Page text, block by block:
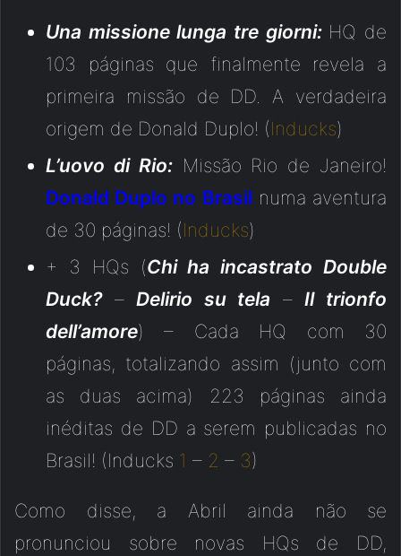
Una missione lunga tre giorni: HQ de
103 páginas que finalmente revela a
primeira missão de DD. A verdadeira
origem de Donald Duplo! (Inducks)
L’uovo di Rio:Missão Rio de Janeiro!
Donald Duplo no Brasil numa aventura
de 30 páginas! (Inducks)
+ 3 HQs (Chi ha incastrato Double
Duck?–Delirio su tela –Il trionfo
dell’amore) – Cada HQ com 30
páginas, totalizando assim (junto com
as duas acima) 223 páginas ainda
inéditas de DD a serem publicadas no
Brasil! (Inducks 1 – 2 – 3)
Como disse, a Abril ainda não se
pronunciou sobre novas HQs de DD,